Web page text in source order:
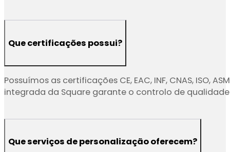
Que certificações possui?
Possuímos as certificações CE, EAC, INF, CNAS, ISO,
integrada da Square garante o controlo de
Que serviços de personalização oferecem?